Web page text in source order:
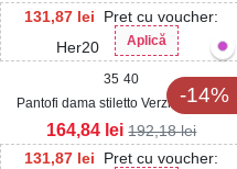
131,87 lei
Pret cu voucher:
Her20
Aplică
-14%
35 40
Pantofi dama stiletto Verzi din Piele
Ecologica Yariana
131,87 lei
Pret cu voucher:
164,84 lei 192,18lei